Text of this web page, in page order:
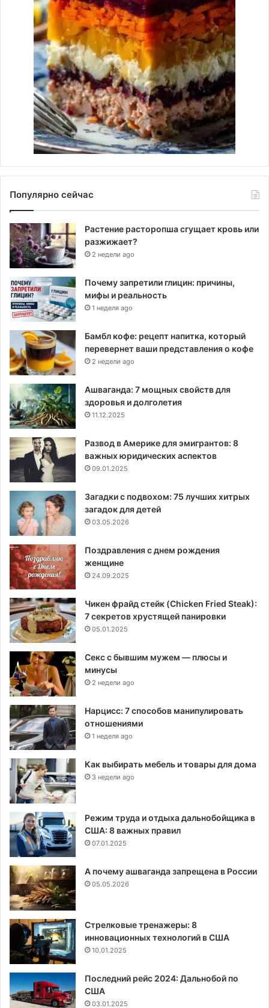
Популярно сейчас
Растение расторопша сгущает кровь или
разжижает?
2 недели ago
Почему запретили глицин: причины,
мифы и реальность
1 неделя ago
Бамбл кофе: рецепт напитка, который
перевернет ваши представления о кофе
2 недели ago
Ашваганда: 7 мощных свойств для
здоровья и долголетия
11.12.2025
Развод в Америке для эмигрантов: 8
важных юридических аспектов
09.01.2025
Загадки с подвохом: 75 лучших хитрых
загадок для детей
03.05.2026
Поздравления с днем рождения
женщине
24.09.2025
Чикен фрайд стейк (Chicken Fried Steak):
7 секретов хрустящей панировки
05.01.2025
Секс с бывшим мужем — плюсы и
минусы
2 недели ago
Нарцисс: 7 способов манипулировать
отношениями
1 неделя ago
Как выбирать мебель и товары для дома
3 недели ago
Режим труда и отдыха дальнобойщика в
США: 8 важных правил
07.01.2025
А почему ашваганда запрещена в России
05.05.2026
Стрелковые тренажеры: 8
инновационных технологий в США
10.01.2025
Последний рейс 2024: Дальнобой по
США
03.01.2025